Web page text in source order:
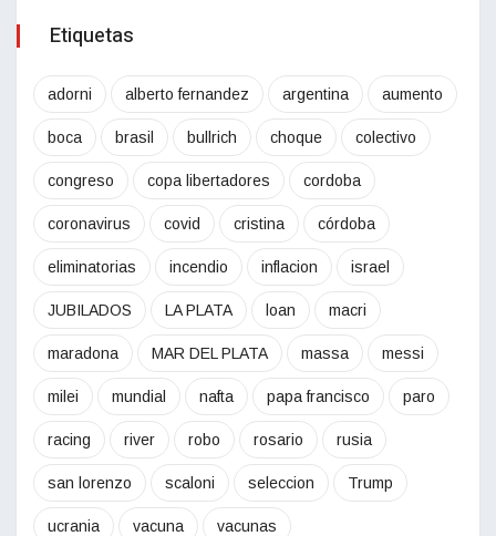
Etiquetas
adorni alberto fernandez argentina aumento
boca brasil bullrich choque colectivo
congreso copa libertadores cordoba
coronavirus covid cristina córdoba
eliminatorias incendio inflacion israel
JUBILADOS LA PLATA loan macri
maradona MAR DEL PLATA massa messi
milei mundial nafta papa francisco paro
racing river robo rosario rusia
san lorenzo scaloni seleccion Trump
ucrania vacuna vacunas